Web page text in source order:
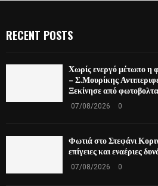
RECENT POSTS
Χωρίς ενεργό μέτωπο η
– Σ.Μουρίκης
Ξεκίνησε από
07/08/2026 0
Φωτιά στο Στεφάνι
επίγειες και εναέριες
07/08/2026 0